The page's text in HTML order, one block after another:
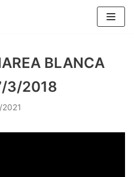
BLANCA
3/2018